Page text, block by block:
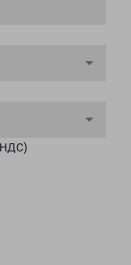
НДС)